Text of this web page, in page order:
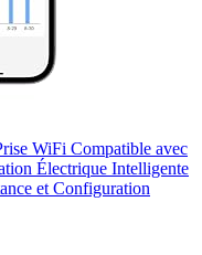
WiFi Compatible avec
Électrique Intelligente
et Configuration